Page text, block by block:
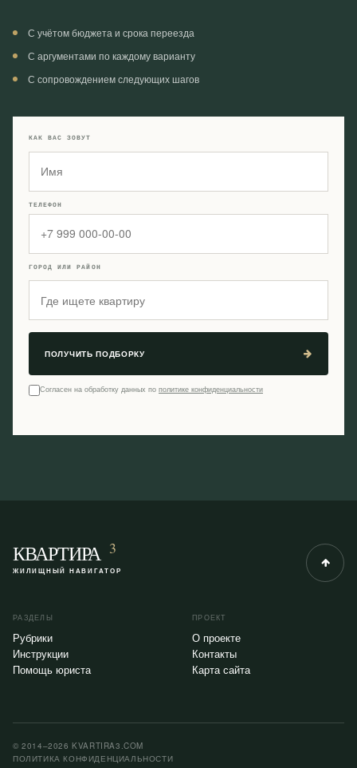
С учётом бюджета и срока переезда
С аргументами по каждому варианту
С сопровождением следующих шагов
КАК ВАС ЗОВУТ
ТЕЛЕФОН
ГОРОД ИЛИ РАЙОН
ПОЛУЧИТЬ ПОДБОРКУ
Согласен на обработку данных по политике конфиденциальности
КВАРТИРА 3
ЖИЛИЩНЫЙ НАВИГАТОР
РАЗДЕЛЫ
Рубрики
Инструкции
Помощь юриста
ПРОЕКТ
О проекте
Контакты
Карта сайта
© 2014–2026 KVARTIRA3.COM
ПОЛИТИКА КОНФИДЕНЦИАЛЬНОСТИ